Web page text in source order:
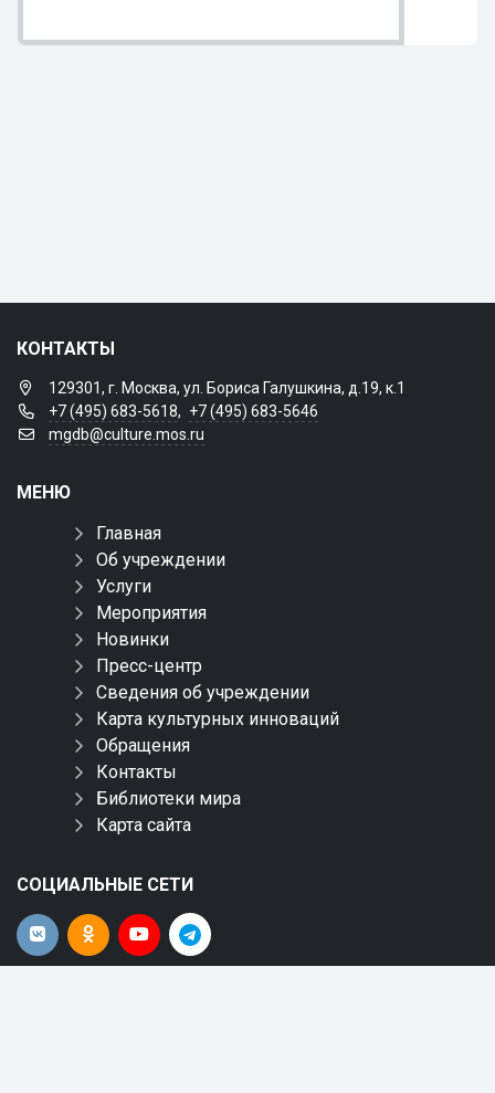
КОНТАКТЫ
129301, г. Москва, ул. Бориса Галушкина, д.19, к.1
+7 (495) 683-5618, +7 (495) 683-5646
mgdb@culture.mos.ru
МЕНЮ
Главная
Об учреждении
Услуги
Мероприятия
Новинки
Пресс-центр
Сведения об учреждении
Карта культурных инноваций
Обращения
Контакты
Библиотеки мира
Карта сайта
СОЦИАЛЬНЫЕ СЕТИ